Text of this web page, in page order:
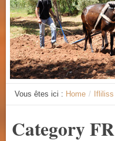
Vous êtes ici : Home / Ifliliss
Category FR